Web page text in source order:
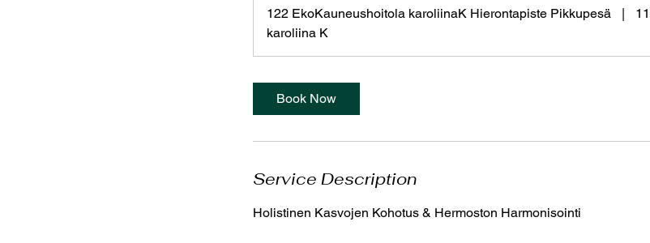
n
122 EkoKauneushoitola karoliinaK Hierontapiste Pikkupesä |
karoliina K
Book Now
Service Description
Holistinen Kasvojen Kohotus & Hermoston Harmonisointi